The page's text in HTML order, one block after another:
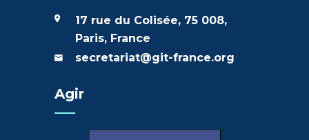
17 rue du Colisée, 75 008,
Paris, France
secretariat@git-france.org
Agir